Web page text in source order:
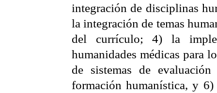
integración de disciplinas
la integración de temas
del currículo; 4) la
humanidades médicas para
de sistemas de
formación humanística, y